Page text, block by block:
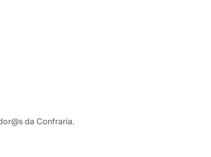
da Confraría.